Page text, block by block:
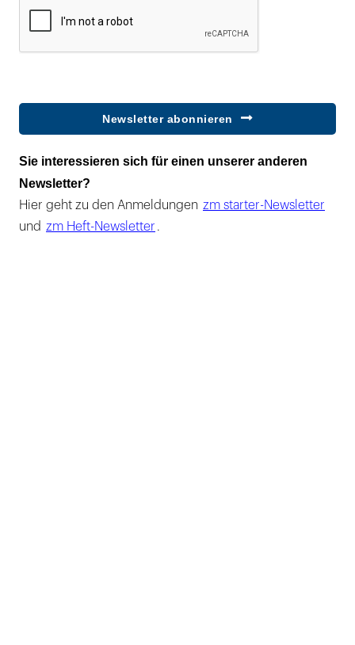
Newsletter abonnieren
Sie interessieren sich für einen unserer anderen
Newsletter?
Hier geht zu den Anmeldungen zm starter-Newsletter
und zm Heft-Newsletter .